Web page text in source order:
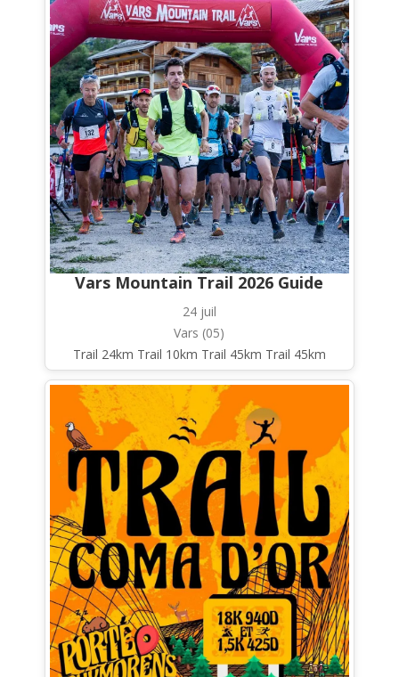
Vars Mountain Trail 2026 Guide
24 juil
Vars (05)
Trail 24km Trail 10km Trail 45km Trail 45km